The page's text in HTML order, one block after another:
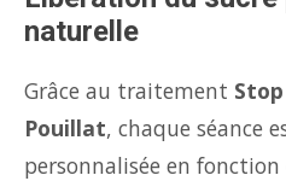
naturelle
Grâce au traitement
Pouillat, chaque séance
personnalisée en fonction